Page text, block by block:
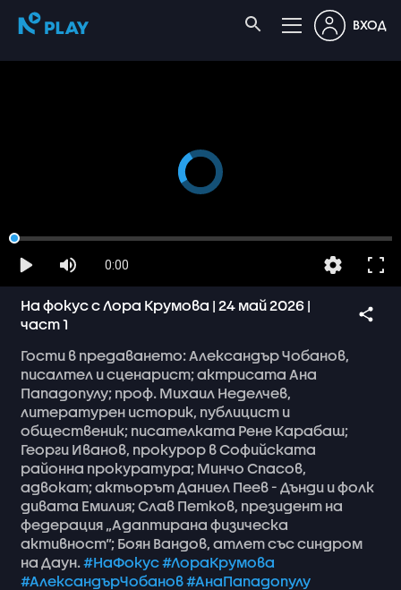
ВХОД
0:00
На фокус с Лора Крумова | 24 май 2026 |
част 1
Гости в предаването:АлександърЧобанов,
писалтел исценарист;актрисата Ана
Пападопулу; проф. Михаил Неделчев,
литературен историк, публицист и
общественик; писателката Рене Карабаш;
Георги Иванов, прокурор вСофийската
районна прокуратура; Минчо Спасов,
адвокат;актьорътДаниел Пеев - Дънди ифолк
дивата Емилия;Слав Петков, президент на
федерация „Адаптирана физическа
активност“; Боян Вандов, атлетсъссиндром
на Даун.#НаФокус#ЛораКрумова
#АлександърЧобанов#АнаПападопулу